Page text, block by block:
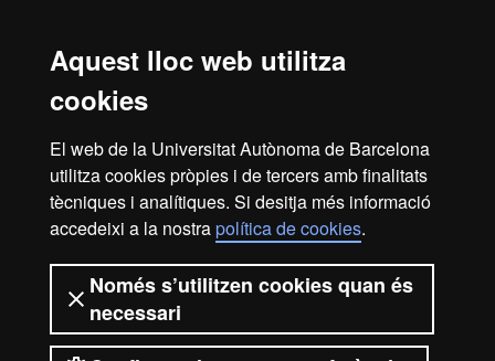
Aquest lloc web utilitza
cookies
El web de la Universitat Autònoma de Barcelona
utilitza cookies pròpies i de tercers amb finalitats
tècniques i analítiques. Si desitja més informació
accedeixi a la nostrapolítica de cookies.
Només s’utilitzen cookies quan és
necessari
Inici Avís legal
Protecció de dades
Sobre el web